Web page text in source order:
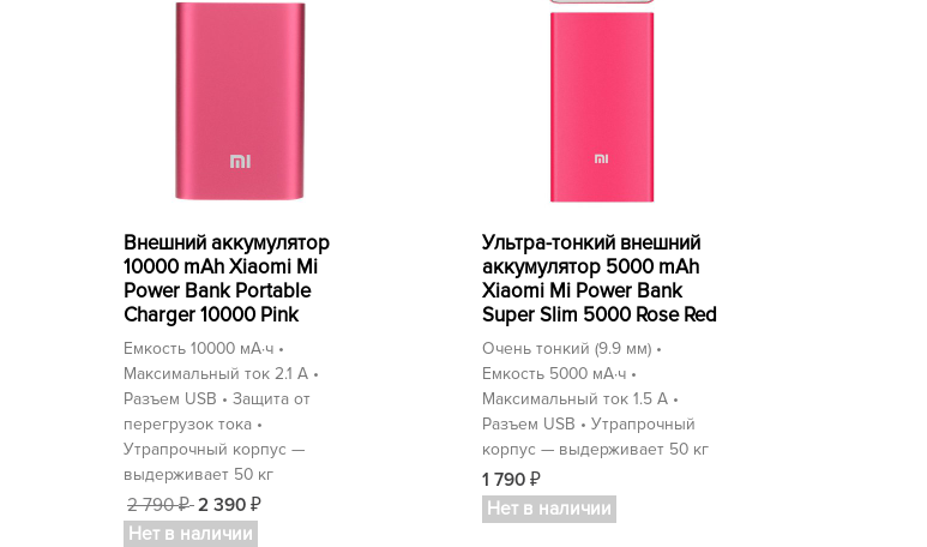
Внешний аккумулятор
10000 mAh Xiaomi Mi
Power Bank Portable
Charger 10000 Pink
Емкость 10000 мА⋅ч •
Максимальный ток 2.1 А •
Разъем USB • Защита от
перегрузок тока •
Утрапрочный корпус —
выдерживает 50 кг
2 790₽ 2 390 ₽
Нет в наличии
Ультра-тонкий внешний
аккумулятор 5000 mAh
Xiaomi Mi Power Bank
Super Slim 5000 Rose Red
Очень тонкий (9.9 мм) •
Емкость 5000 мА⋅ч •
Максимальный ток 1.5 А •
Разъем USB • Утрапрочный
корпус — выдерживает 50 кг
1 790 ₽
Нет в наличии